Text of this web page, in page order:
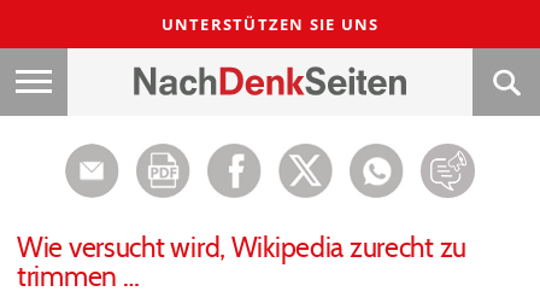
UNTERSTÜTZEN SIE UNS
Wie versucht wird, Wikipedia zurecht zu
trimmen …